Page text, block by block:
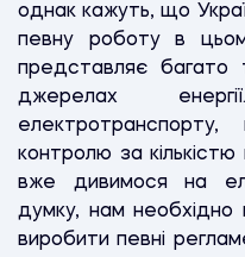
однак кажуть, що
певну роботу в
представляє багато
джерелах
контролю за кількістю
вже дивимося на
думку, нам необхідно
виробити певні